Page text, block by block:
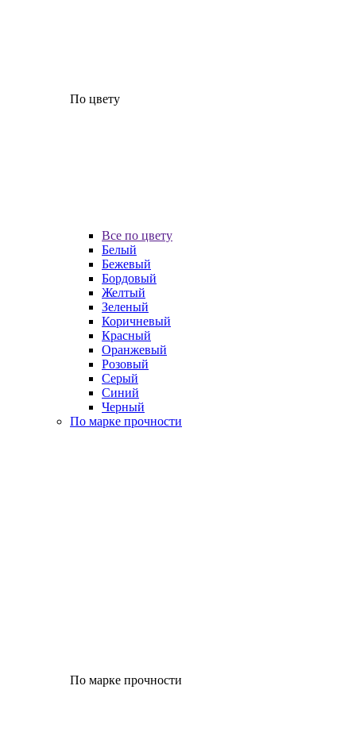
По цвету
Все по цвету
Белый
Бежевый
Бордовый
Желтый
Зеленый
Коричневый
Красный
Оранжевый
Розовый
Серый
Синий
Черный
По марке прочности
По марке прочности